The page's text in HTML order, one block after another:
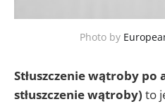
Photo by
Stłuszczenie wątroby
stłuszczenie wątroby) to